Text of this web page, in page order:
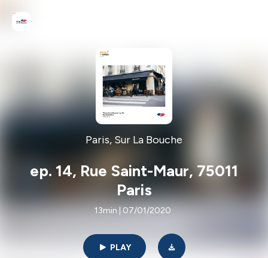
Paris, Sur La Bouche
ep. 14, Rue Saint-Maur, 75011
Paris
13min | 07/01/2020
PLAY